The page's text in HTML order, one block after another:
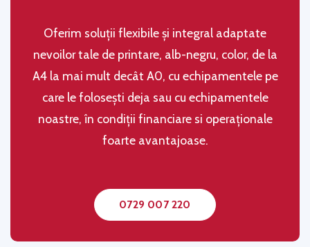
Oferim soluţii flexibile şi integral adaptate
nevoilor tale de printare, alb-negru, color, de la
A4 la mai mult decât A0, cu echipamentele pe
care le folosești deja sau cu echipamentele
noastre, în condiţii financiare si operaţionale
foarte avantajoase.
0729 007 220